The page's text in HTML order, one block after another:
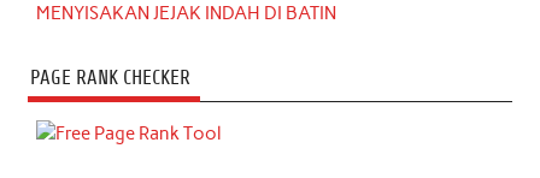
MENYISAKAN JEJAK INDAH DI BATIN
PAGE RANK CHECKER